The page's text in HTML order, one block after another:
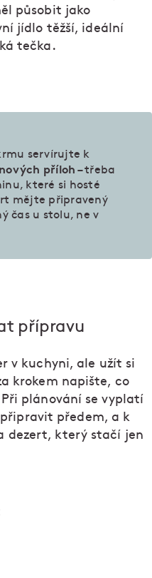
působit jako
jídlo těžší, ideální
tečka.
servírujte k
příloh – třeba
které si hosté
mějte připravený
čas u stolu, ne v
přípravu
v kuchyni, ale užít si
krokem napište, co
plánování se vyplatí
předem, a k
dezert, který stačí jen